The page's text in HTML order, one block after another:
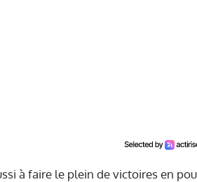
à faire le plein de victoires en